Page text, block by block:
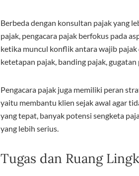
Berbeda dengan konsultan pajak yang
pajak, pengacara pajak berfokus pada
ketika muncul konflik antara wajib
ketetapan pajak, banding pajak,
Pengacara pajak juga memiliki peran
yaitu membantu klien sejak awal agar
yang tepat, banyak potensi sengketa
yang lebih serius.
Tugas dan Ruang